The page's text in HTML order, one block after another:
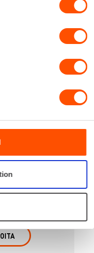
koko
ajan laitteiden